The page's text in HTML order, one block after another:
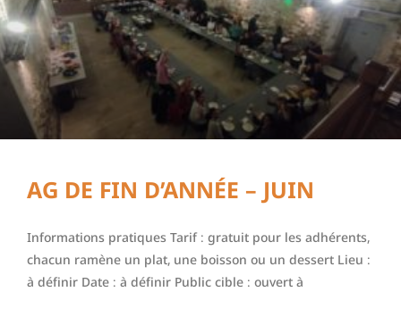
AG DE FIN D’ANNÉE – JUIN
Informations pratiques Tarif : gratuit pour les adhérents,
chacun ramène un plat, une boisson ou un dessert Lieu :
à définir Date : à définir Public cible : ouvert à